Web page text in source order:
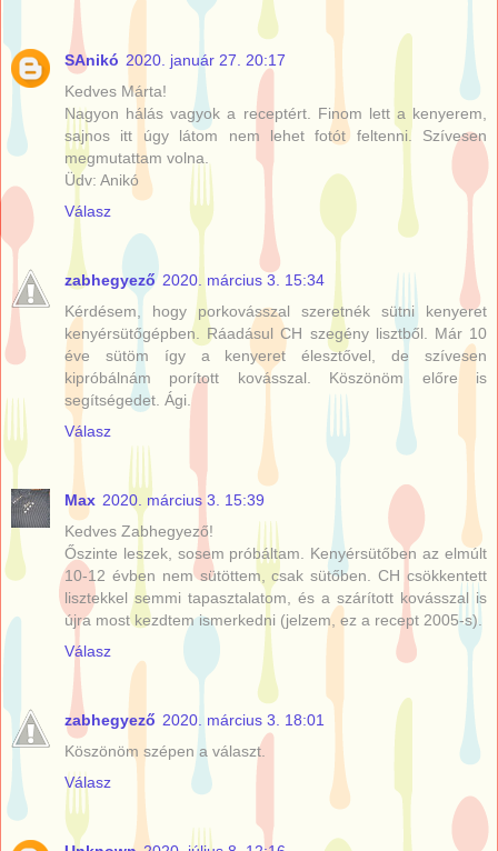
SAnikó 2020. január 27. 20:17
Kedves Márta!
Nagyon hálás vagyok a receptért. Finom lett a kenyerem,
sajnos itt úgy látom nem lehet fotót feltenni. Szívesen
megmutattam volna.
Üdv: Anikó
Válasz
zabhegyező 2020. március 3. 15:34
Kérdésem, hogy porkovásszal szeretnék sütni kenyeret
kenyérsütőgépben. Ráadásul CH szegény lisztből. Már 10
éve sütöm így a kenyeret élesztővel, de szívesen
kipróbálnám porított kovásszal. Köszönöm előre is
segítségedet. Ági.
Válasz
Max 2020. március 3. 15:39
Kedves Zabhegyező!
Őszinte leszek, sosem próbáltam. Kenyérsütőben az elmúlt
10-12 évben nem sütöttem, csak sütőben. CH csökkentett
lisztekkel semmi tapasztalatom, és a szárított kovásszal is
újra most kezdtem ismerkedni (jelzem, ez a recept 2005-s).
Válasz
zabhegyező 2020. március 3. 18:01
Köszönöm szépen a választ.
Válasz